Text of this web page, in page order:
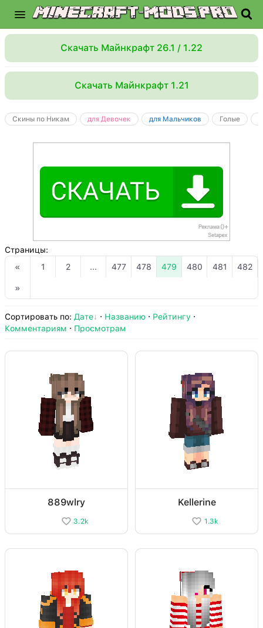
Скачать Майнкрафт 26.1 / 1.22
Скачать Майнкрафт 1.21
Скины по Никам для Девочек для Мальчиков Голые
Страницы:
«
1 2 ... 477 478 479 480 481 482
»
Сортировать по: Дате · Названию · Рейтингу ·
Комментариям · Просмотрам
889wlry
3.2k
Kellerine
1.3k